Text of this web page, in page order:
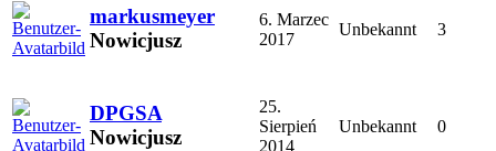
markusmeyer
Nowicjusz
6. Marzec
2017
Unbekannt 3
DPGSA
Nowicjusz
25.
Sierpień
2014
Unbekannt 0